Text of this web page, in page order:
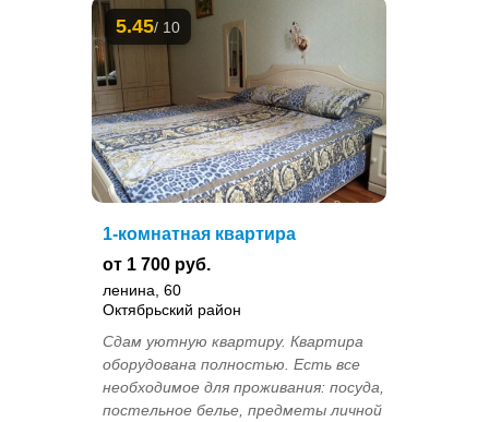
5.45/ 10
1-комнатная квартира
от 1 700 руб.
ленина, 60
Октябрьский район
Сдам уютную квартиру. Квартира
оборудована полностью. Есть все
необходимое для проживания: посуда,
постельное белье, предметы личной